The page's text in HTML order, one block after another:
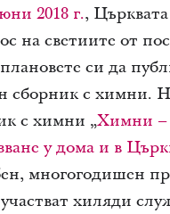
2018 г.,
на светиите от
си да
сборник с химни.
с химни „Химни –
у дома и в
многогодишен
хиляди